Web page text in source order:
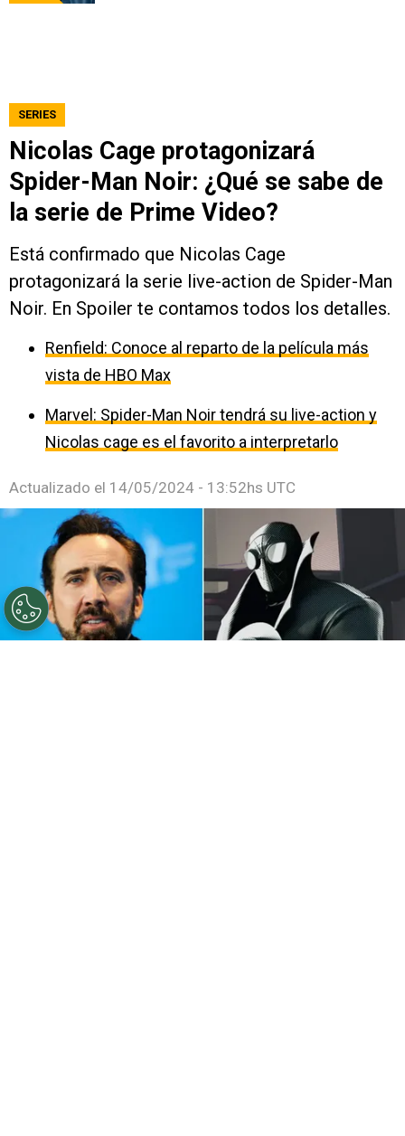
SERIES
Nicolas Cage protagonizará
Spider-Man Noir: ¿Qué se sabe de
la serie de Prime Video?
Está confirmado que Nicolas Cage
protagonizará la serie live-action de Spider-Man
Noir. En Spoiler te contamos todos los detalles.
Renfield: Conoce al reparto de la película más
vista de HBO Max
Marvel: Spider-Man Noir tendrá su live-action y
Nicolas cage es el favorito a interpretarlo
Actualizado el 14/05/2024 - 13:52hs UTC